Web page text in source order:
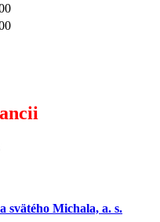
svätého Michala, a. s.